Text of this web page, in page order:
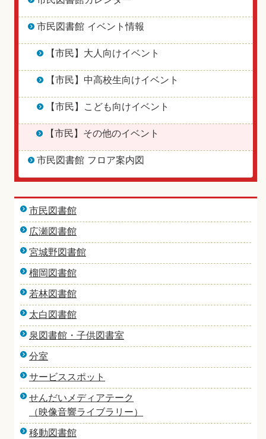
市民図書館 イベント情報
【市民】大人向けイベント
【市民】中高校生向けイベント
【市民】こども向けイベント
【市民】その他のイベント
市民図書館 フロア案内図
市民図書館
広瀬図書館
宮城野図書館
榴岡図書館
若林図書館
太白図書館
泉図書館・子供図書室
分室
サービススポット
せんだいメディアテーク
（映像音響ライブラリー）
移動図書館